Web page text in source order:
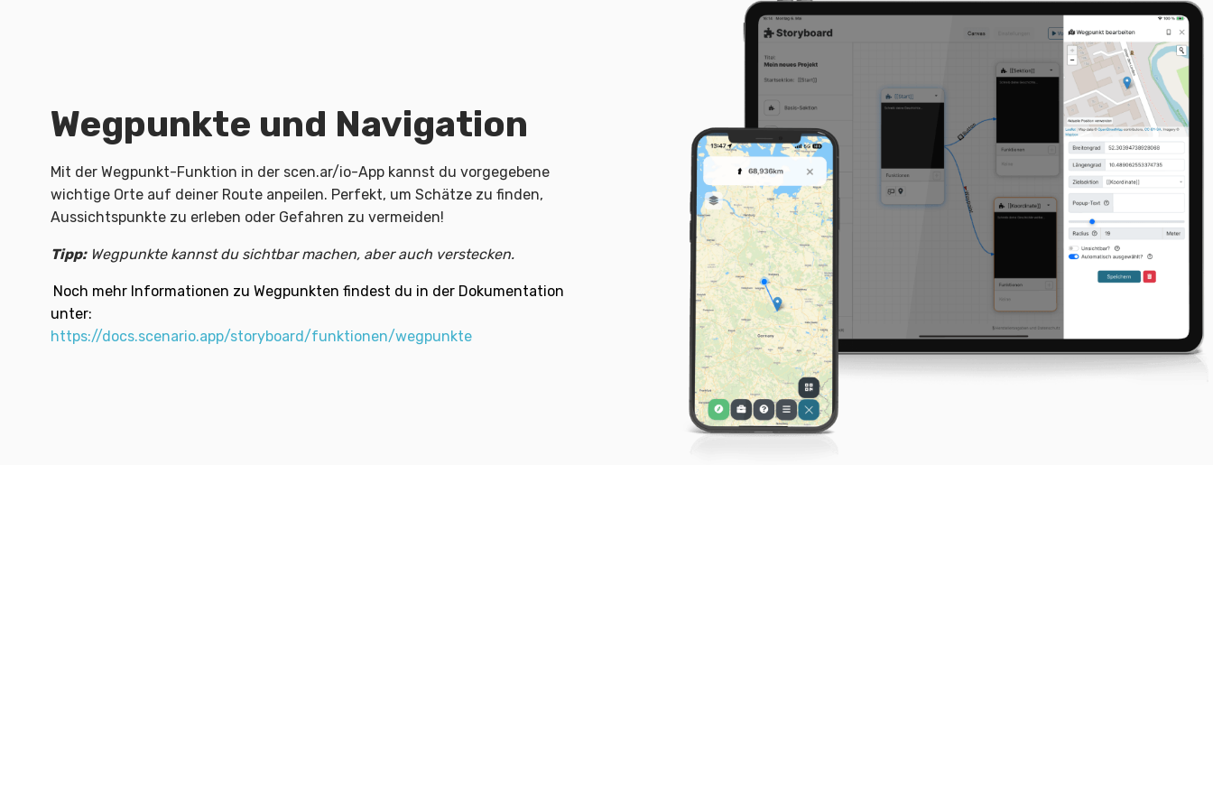
Wegpunkte und Navigation
Mit der Wegpunkt-Funktion in der scen.ar/io-App kannst du vorgegebene
wichtige Orte auf deiner Route anpeilen. Perfekt, um Schätze zu finden,
Aussichtspunkte zu erleben oder Gefahren zu vermeiden!
Tipp:Wegpunkte kannst du sichtbar machen, aber auch verstecken.
Noch mehr Informationen zu Wegpunkten findest du in der Dokumentation
unter:
https://docs.scenario.app/storyboard/funktionen/wegpunkte